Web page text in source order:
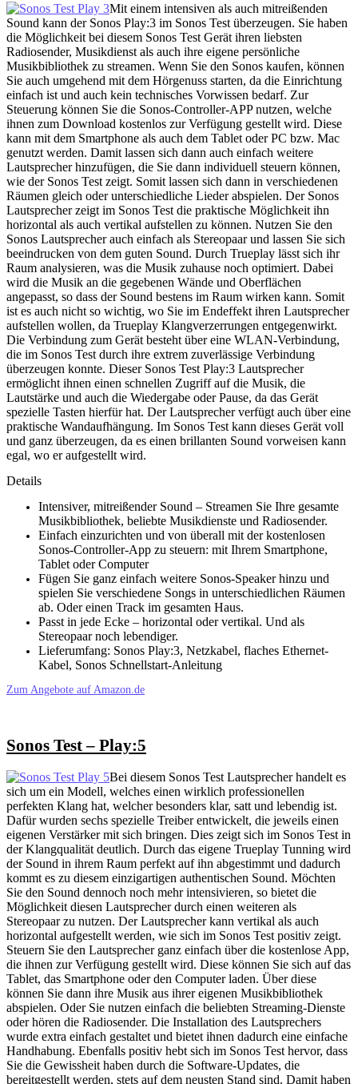
Mit einem intensiven als auch mitreißenden
Sound kann der Sonos Play:3 im Sonos Test überzeugen. Sie haben
die Möglichkeit bei diesem Sonos Test Gerät ihren liebsten
Radiosender, Musikdienst als auch ihre eigene persönliche
Musikbibliothek zu streamen. Wenn Sie den Sonos kaufen, können
Sie auch umgehend mit dem Hörgenuss starten, da die Einrichtung
einfach ist und auch kein technisches Vorwissen bedarf. Zur
Steuerung können Sie die Sonos-Controller-APP nutzen, welche
ihnen zum Download kostenlos zur Verfügung gestellt wird. Diese
kann mit dem Smartphone als auch dem Tablet oder PC bzw. Mac
genutzt werden. Damit lassen sich dann auch einfach weitere
Lautsprecher hinzufügen, die Sie dann individuell steuern können,
wie der Sonos Test zeigt. Somit lassen sich dann in verschiedenen
Räumen gleich oder unterschiedliche Lieder abspielen. Der Sonos
Lautsprecher zeigt im Sonos Test die praktische Möglichkeit ihn
horizontal als auch vertikal aufstellen zu können. Nutzen Sie den
Sonos Lautsprecher auch einfach als Stereopaar und lassen Sie sich
beeindrucken von dem guten Sound. Durch Trueplay lässt sich ihr
Raum analysieren, was die Musik zuhause noch optimiert. Dabei
wird die Musik an die gegebenen Wände und Oberflächen
angepasst, so dass der Sound bestens im Raum wirken kann. Somit
ist es auch nicht so wichtig, wo Sie im Endeffekt ihren Lautsprecher
aufstellen wollen, da Trueplay Klangverzerrungen entgegenwirkt.
Die Verbindung zum Gerät besteht über eine WLAN-Verbindung,
die im Sonos Test durch ihre extrem zuverlässige Verbindung
überzeugen konnte. Dieser Sonos Test Play:3 Lautsprecher
ermöglicht ihnen einen schnellen Zugriff auf die Musik, die
Lautstärke und auch die Wiedergabe oder Pause, da das Gerät
spezielle Tasten hierfür hat. Der Lautsprecher verfügt auch über eine
praktische Wandaufhängung. Im Sonos Test kann dieses Gerät voll
und ganz überzeugen, da es einen brillanten Sound vorweisen kann
egal, wo er aufgestellt wird.
Details
Intensiver, mitreißender Sound – Streamen Sie Ihre gesamte
Musikbibliothek, beliebte Musikdienste und Radiosender.
Einfach einzurichten und von überall mit der kostenlosen
Sonos-Controller-App zu steuern: mit Ihrem Smartphone,
Tablet oder Computer
Fügen Sie ganz einfach weitere Sonos-Speaker hinzu und
spielen Sie verschiedene Songs in unterschiedlichen Räumen
ab. Oder einen Track im gesamten Haus.
Passt in jede Ecke – horizontal oder vertikal. Und als
Stereopaar noch lebendiger.
Lieferumfang: Sonos Play:3, Netzkabel, flaches Ethernet-
Kabel, Sonos Schnellstart-Anleitung
Zum Angebote auf Amazon.de
Sonos Test – Play:5
Bei diesem Sonos Test Lautsprecher handelt es
sich um ein Modell, welches einen wirklich professionellen
perfekten Klang hat, welcher besonders klar, satt und lebendig ist.
Dafür wurden sechs spezielle Treiber entwickelt, die jeweils einen
eigenen Verstärker mit sich bringen. Dies zeigt sich im Sonos Test in
der Klangqualität deutlich. Durch das eigene Trueplay Tunning wird
der Sound in ihrem Raum perfekt auf ihn abgestimmt und dadurch
kommt es zu diesem einzigartigen authentischen Sound. Möchten
Sie den Sound dennoch noch mehr intensivieren, so bietet die
Möglichkeit diesen Lautsprecher durch einen weiteren als
Stereopaar zu nutzen. Der Lautsprecher kann vertikal als auch
horizontal aufgestellt werden, wie sich im Sonos Test positiv zeigt.
Steuern Sie den Lautsprecher ganz einfach über die kostenlose App,
die ihnen zur Verfügung gestellt wird. Diese können Sie sich auf das
Tablet, das Smartphone oder den Computer laden. Über diese
können Sie dann ihre Musik aus ihrer eigenen Musikbibliothek
abspielen. Oder Sie nutzen einfach die beliebten Streaming-Dienste
oder hören die Radiosender. Die Installation des Lautsprechers
wurde extra einfach gestaltet und bietet ihnen dadurch eine einfache
Handhabung. Ebenfalls positiv hebt sich im Sonos Test hervor, dass
Sie die Gewissheit haben durch die Software-Updates, die
bereitgestellt werden, stets auf dem neusten Stand sind. Damit haben